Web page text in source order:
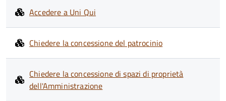
Accedere a Uni Qui
Chiedere la concessione del patrocinio
Chiedere la concessione di spazi di proprietà
dell'Amministrazione